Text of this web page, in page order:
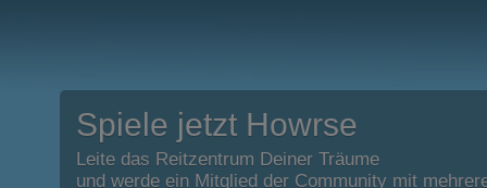
Spiele jetzt Howrse
Leite das Reitzentrum Deiner Träume
und werde ein Mitglied der Community mit